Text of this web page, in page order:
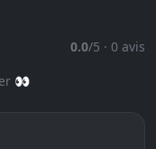
0.0/5 · 0 avis
👀